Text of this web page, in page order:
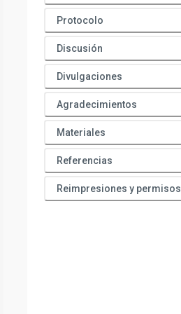
Protocolo
Discusión
Divulgaciones
Agradecimientos
Materiales
Referencias
Reimpresiones y permisos